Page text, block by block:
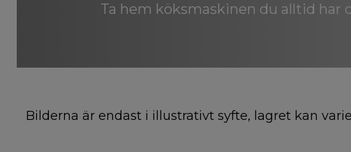
Ta hem köksmaskinen du alltid har
Bilderna är endast i illustrativt syfte, lagret kan